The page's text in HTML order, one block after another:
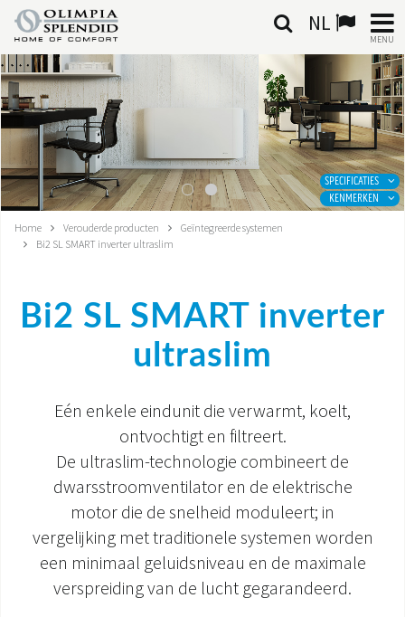
NL
MENU
NEDERLANDSE
HOME
KLIMAATREGELING
VERWARMING
GEÏNTEGREERDE SYSTEMEN
DOCUMENTATIE PRODUCTEN
SPECIFICATIES
KENMERKEN
Home Verouderde producten
Geïntegreerde systemen
Bi2 SL SMART inverter ultraslim
Bi2 SL SMART inverter
ultraslim
Eén enkele eindunit die verwarmt, koelt,
ontvochtigt en filtreert.
De ultraslim-technologie combineert de
dwarsstroomventilator en de elektrische
motor die de snelheid moduleert; in
vergelijking met traditionele systemen worden
een minimaal geluidsniveau en de maximale
verspreiding van de lucht gegarandeerd.